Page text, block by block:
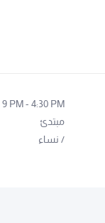
4:30 PM
-
9 PM
مبتدئ
/ نساء